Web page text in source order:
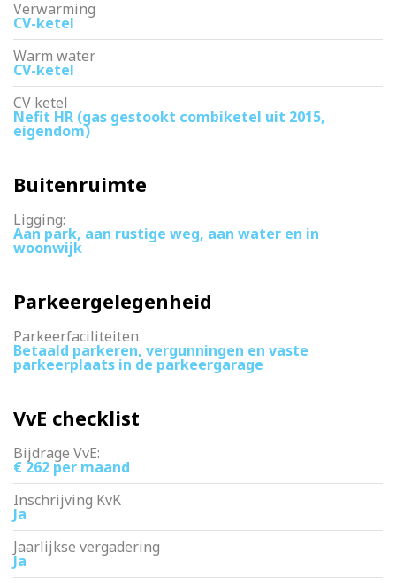
Verwarming
CV-ketel
Warm water
CV-ketel
CV ketel
Nefit HR (gas gestookt combiketel uit 2015,
eigendom)
Buitenruimte
Ligging:
Aan park, aan rustige weg, aan water en in
woonwijk
Parkeergelegenheid
Parkeerfaciliteiten
Betaald parkeren, vergunningen en vaste
parkeerplaats in de parkeergarage
VvE checklist
Bijdrage VvE:
€ 262 per maand
Inschrijving KvK
Ja
Jaarlijkse vergadering
Ja